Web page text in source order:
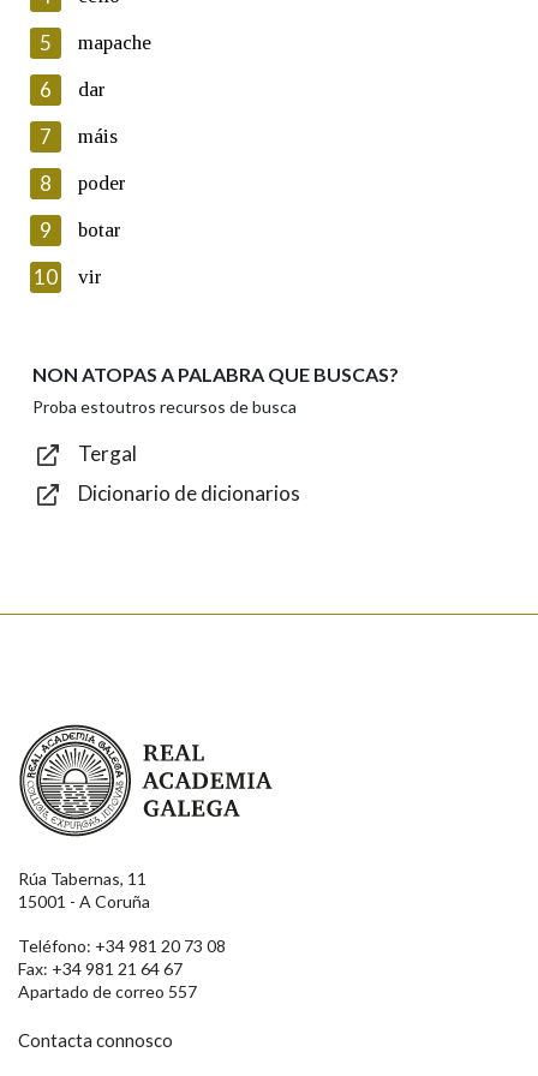
Lin e acepto as condicións da política de
Introduce o código que aparece na imaxe:
Texto de verificación
Enviar
5 mapache
6 dar
7 máis
8 poder
9 botar
10 vir
NON ATOPAS A PALABRA QUE BUSCAS?
Proba estoutros recursos de busca
Tergal
Dicionario de dicionarios
Real Academia Galega
Rúa Tabernas, 11
15001 - A Coruña
Teléfono: +34 981 20 73 08
Fax: +34 981 21 64 67
Apartado de correo 557
Contacta connosco